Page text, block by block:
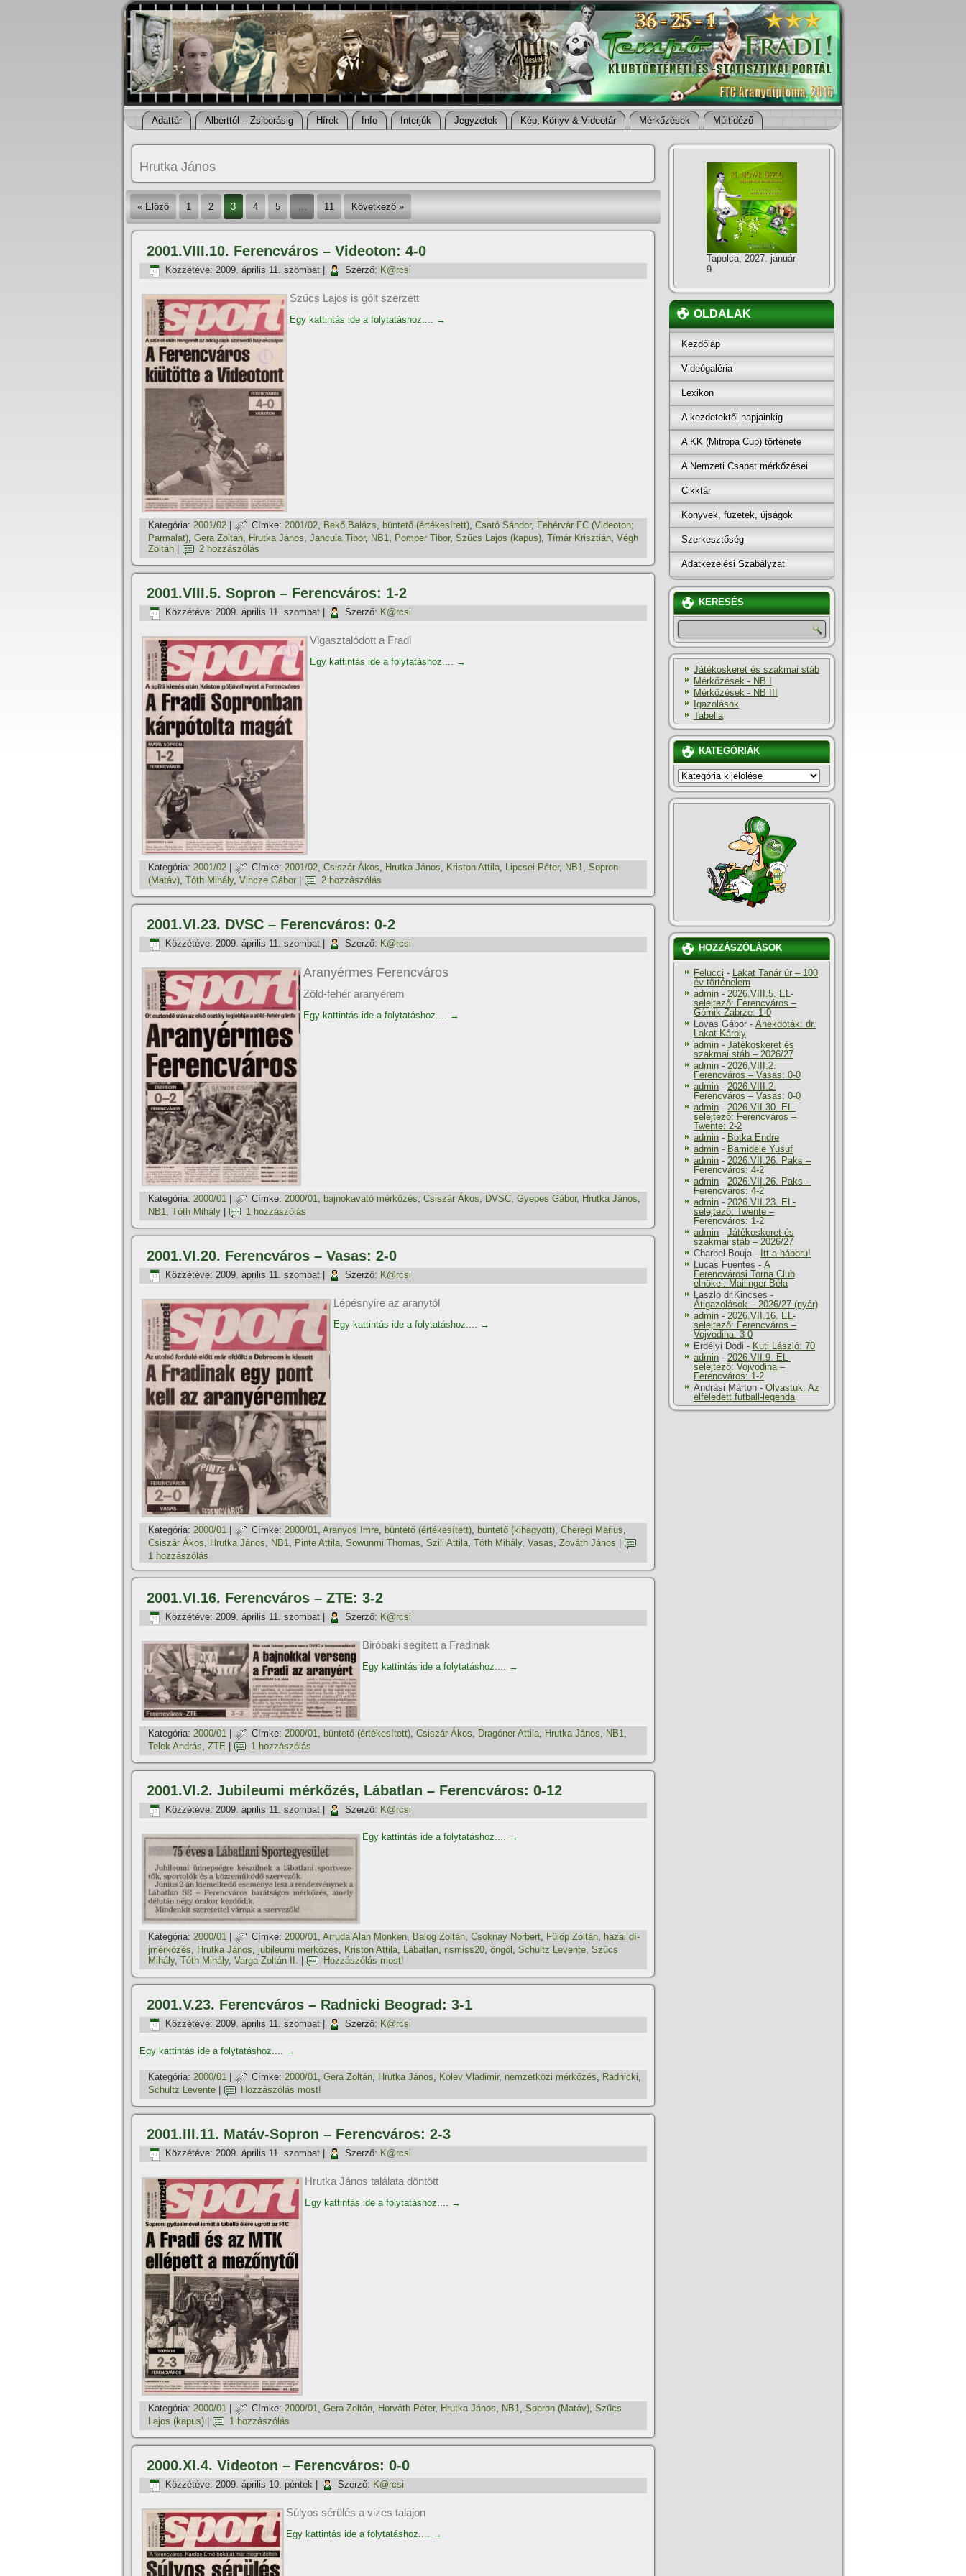
Adattár Alberttól – Zsiborásig Hí­rek Info Interjúk Jegyzetek Kép, Könyv & Videotár Mérkőzések Múltidéző
Hrutka János
« Előző 1 2 3 4 5 … 11 Következő »
2001.VIII.10. Ferencváros – Videoton: 4-0
Közzétéve: 2009. április 11. szombat Szerző: K@rcsi
Szűcs Lajos is gólt szerzett
Egy kattintás ide a folytatáshoz.... →
Kategória: 2001/02 Címke: 2001/02, Bekő Balázs, büntető (értékesí­tett), Csató Sándor, Fehérvár FC (Videoton;
Parmalat), Gera Zoltán, Hrutka János, Jancula Tibor, NB1, Pomper Tibor, Szűcs Lajos (kapus), Tí­már Krisztián, Végh
Zoltán
2 hozzászólás
2001.VIII.5. Sopron – Ferencváros: 1-2
Közzétéve: 2009. április 11. szombat Szerző: K@rcsi
Vigasztalódott a Fradi
Egy kattintás ide a folytatáshoz.... →
Kategória: 2001/02 Címke: 2001/02, Csiszár Ákos, Hrutka János, Kriston Attila, Lipcsei Péter, NB1, Sopron
(Matáv), Tóth Mihály, Vincze Gábor 2 hozzászólás
2001.VI.23. DVSC – Ferencváros: 0-2
Közzétéve: 2009. április 11. szombat Szerző: K@rcsi
Aranyérmes Ferencváros
Zöld-fehér aranyérem
Egy kattintás ide a folytatáshoz.... →
Kategória: 2000/01 Címke: 2000/01, bajnokavató mérkőzés, Csiszár Ákos, DVSC, Gyepes Gábor, Hrutka János,
NB1, Tóth Mihály 1 hozzászólás
2001.VI.20. Ferencváros – Vasas: 2-0
Közzétéve: 2009. április 11. szombat Szerző: K@rcsi
Lépésnyire az aranytól
Egy kattintás ide a folytatáshoz.... →
Kategória: 2000/01 Címke: 2000/01, Aranyos Imre, büntető (értékesí­tett), büntető (kihagyott), Cheregi Marius,
Csiszár Ákos, Hrutka János, NB1, Pinte Attila, Sowunmi Thomas, Szili Attila, Tóth Mihály, Vasas, Zováth János
1 hozzászólás
2001.VI.16. Ferencváros – ZTE: 3-2
Közzétéve: 2009. április 11. szombat Szerző: K@rcsi
Biróbaki segített a Fradinak
Egy kattintás ide a folytatáshoz.... →
Kategória: 2000/01 Címke: 2000/01, büntető (értékesí­tett), Csiszár Ákos, Dragóner Attila, Hrutka János, NB1,
Telek András, ZTE 1 hozzászólás
2001.VI.2. Jubileumi mérkőzés, Lábatlan – Ferencváros: 0-12
Közzétéve: 2009. április 11. szombat Szerző: K@rcsi
Egy kattintás ide a folytatáshoz.... →
Kategória: 2000/01 Címke: 2000/01, Arruda Alan Monken, Balog Zoltán, Csoknay Norbert, Fülöp Zoltán, hazai dí­
jmérkőzés, Hrutka János, jubileumi mérkőzés, Kriston Attila, Lábatlan, nsmiss20, öngól , Schultz Levente, Szűcs
Mihály, Tóth Mihály, Varga Zoltán II. Hozzászólás most!
2001.V.23. Ferencváros – Radnicki Beograd: 3-1
Közzétéve: 2009. április 11. szombat Szerző: K@rcsi
Egy kattintás ide a folytatáshoz.... →
Kategória: 2000/01 Címke: 2000/01, Gera Zoltán, Hrutka János, Kolev Vladimir, nemzetközi mérkőzés, Radnicki,
Schultz Levente
Hozzászólás most!
2001.III.11. Matáv-Sopron – Ferencváros: 2-3
Közzétéve: 2009. április 11. szombat Szerző: K@rcsi
Hrutka János találata döntött
Egy kattintás ide a folytatáshoz.... →
Kategória: 2000/01 Címke: 2000/01, Gera Zoltán, Horváth Péter, Hrutka János, NB1, Sopron (Matáv), Szűcs
Lajos (kapus)
1 hozzászólás
2000.XI.4. Videoton – Ferencváros: 0-0
Közzétéve: 2009. április 10. péntek Szerző: K@rcsi
Súlyos sérülés a vizes talajon
Egy kattintás ide a folytatáshoz.... →
Tapolca, 2027. január
9.
OLDALAK
Kezdőlap
Videógaléria
Lexikon
A kezdetektől napjainkig
A KK (Mitropa Cup) története
A Nemzeti Csapat mérkőzései
Cikktár
Könyvek, füzetek, újságok
Szerkesztőség
Adatkezelési Szabályzat
KERESÉS
Játékoskeret és szakmai stáb
Mérkőzések - NB I
Mérkőzések - NB III
Igazolások
Tabella
KATEGÓRIÁK
KATEGÓRIÁK
HOZZÁSZÓLÁSOK
Felucci - Lakat Tanár úr – 100
év történelem
admin - 2026.VIII.5. EL-
selejtező: Ferencváros –
Górnik Zabrze: 1-0
Lovas Gábor - Anekdoták: dr.
Lakat Károly
admin - Játékoskeret és
szakmai stáb – 2026/27
admin - 2026.VIII.2.
Ferencváros – Vasas: 0-0
admin - 2026.VIII.2.
Ferencváros – Vasas: 0-0
admin - 2026.VII.30. EL-
selejtező: Ferencváros –
Twente: 2-2
admin - Botka Endre
admin - Bamidele Yusuf
admin - 2026.VII.26. Paks –
Ferencváros: 4-2
admin - 2026.VII.26. Paks –
Ferencváros: 4-2
admin - 2026.VII.23. EL-
selejtező: Twente –
Ferencváros: 1-2
admin - Játékoskeret és
szakmai stáb – 2026/27
Charbel Bouja- Itt a háboru!
Lucas Fuentes - A
Ferencvárosi Torna Club
elnökei: Mailinger Béla
Laszlo dr.Kincses -
Átigazolások – 2026/27 (nyár)
admin - 2026.VII.16. EL-
selejtező: Ferencváros –
Vojvodina: 3-0
Erdélyi Dodi - Kuti László: 70
admin - 2026.VII.9. EL-
selejtező: Vojvodina –
Ferencváros: 1-2
Andrási Márton - Olvastuk: Az
elfeledett futball-legenda